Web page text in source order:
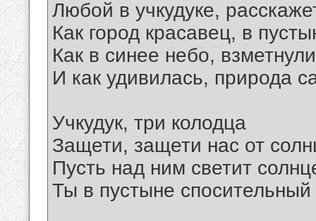
Любой в учкудуке,
Как город красавец, в
Как в синее небо,
И как удивилась, природа
Учкудук, три колодца
Защети, защети нас от
Пусть над ним светит
Ты в пустыне спосительный